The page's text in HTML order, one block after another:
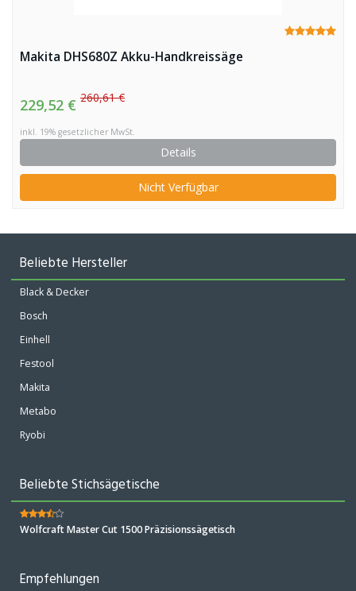
Makita DHS680Z Akku-Handkreissäge
229,52 € 260,61 €
inkl. 19% gesetzlicher MwSt.
Details
Nicht Verfügbar
Beliebte Hersteller
Black & Decker
Bosch
Einhell
Festool
Makita
Metabo
Ryobi
Beliebte Stichsägetische
Wolfcraft Master Cut 1500 Präzisionssägetisch
Empfehlungen